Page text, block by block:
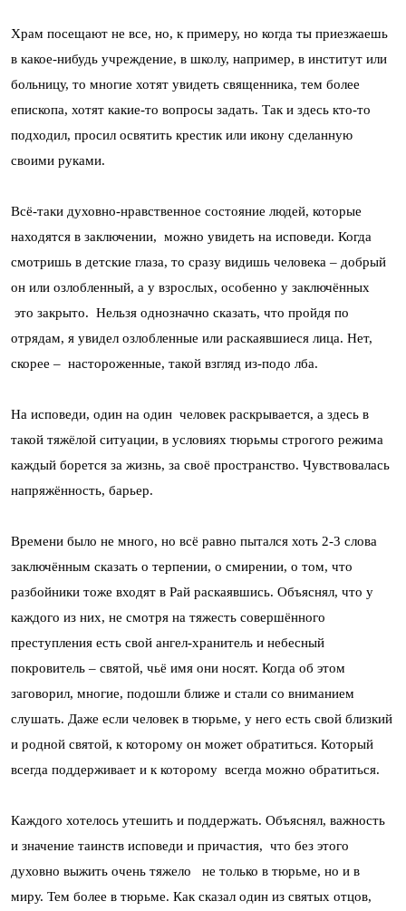
Храм посещают не все, но, к примеру, но когда ты приезжаешь
в какое-нибудь учреждение, в школу, например, в институт или
больницу, то многие хотят увидеть священника, тем более
епископа, хотят какие-то вопросы задать. Так и здесь кто-то
подходил, просил освятить крестик или икону сделанную
своими руками.
Всё-таки духовно-нравственное состояние людей, которые
находятся в заключении, можно увидеть на исповеди. Когда
смотришь в детские глаза, то сразу видишь человека – добрый
он или озлобленный, а у взрослых, особенно у заключённых
это закрыто. Нельзя однозначно сказать, что пройдя по
отрядам, я увидел озлобленные или раскаявшиеся лица. Нет,
скорее – настороженные, такой взгляд из-подо лба.
На исповеди, один на один человек раскрывается, а здесь в
такой тяжёлой ситуации, в условиях тюрьмы строгого режима
каждый борется за жизнь, за своё пространство. Чувствовалась
напряжённость, барьер.
Времени было не много, но всё равно пытался хоть 2-3 слова
заключённым сказать о терпении, о смирении, о том, что
разбойники тоже входят в Рай раскаявшись. Объяснял, что у
каждого из них, не смотря на тяжесть совершённого
преступления есть свой ангел-хранитель и небесный
покровитель – святой, чьё имя они носят. Когда об этом
заговорил, многие, подошли ближе и стали со вниманием
слушать. Даже если человек в тюрьме, у него есть свой близкий
и родной святой, к которому он может обратиться. Который
всегда поддерживает и к которому всегда можно обратиться.
Каждого хотелось утешить и поддержать. Объяснял, важность
и значение таинств исповеди и причастия, что без этого
духовно выжить очень тяжело не только в тюрьме, но и в
миру. Тем более в тюрьме. Как сказал один из святых отцов,